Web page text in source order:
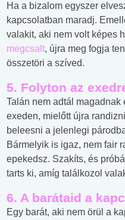
Ha a bizalom egyszer
kapcsolatban maradj.
valakit, aki nem volt képes
megcsalt, újra meg fogja
összetöri a szíved.
5. Folyton az
Talán nem adtál
exeden, mielőtt újra
beleesni a jelenlegi
Bármelyik is igaz, nem fair
epekedsz. Szakíts, és
tarts ki, amíg találkozol
6. A barátaid a
Egy barát, aki nem örül a